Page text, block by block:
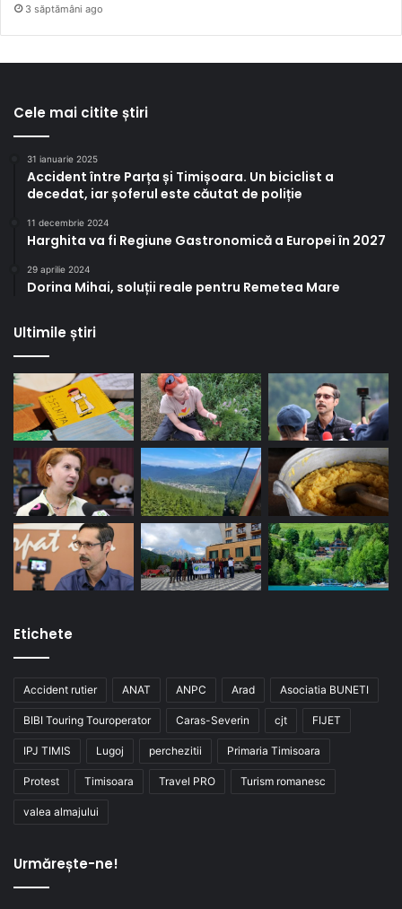
3 săptămâni ago
Cele mai citite știri
31 ianuarie 2025
Accident între Parța și Timișoara. Un biciclist a
decedat, iar șoferul este căutat de poliție
11 decembrie 2024
Harghita va fi Regiune Gastronomică a Europei în 2027
29 aprilie 2024
Dorina Mihai, soluții reale pentru Remetea Mare
Ultimile știri
Etichete
Accident rutier ANAT ANPC Arad Asociatia BUNETI
BIBI Touring Touroperator Caras-Severin cjt FIJET
IPJ TIMIS Lugoj perchezitii Primaria Timisoara
Protest Timisoara Travel PRO Turism romanesc
valea almajului
Urmărește-ne!